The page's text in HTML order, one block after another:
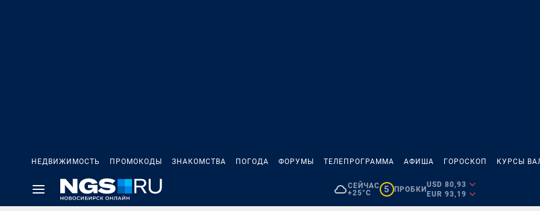
НЕДВИЖИМОСТЬ ПРОМОКОДЫ ЗНАКОМСТВА ПОГОДА ФОРУМЫ ТЕЛЕПРОГРАММА АФИША ГОРОСКОП КУРСЫ
СЕЙЧАС
+25°C
5 ПРОБКИ
USD 80,93
EUR 93,19